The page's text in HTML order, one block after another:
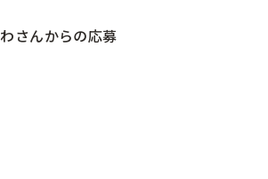
さんからの応募